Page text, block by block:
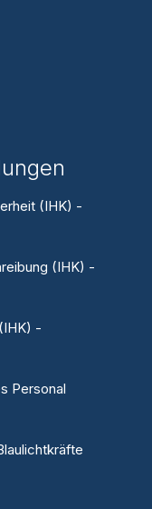
(IHK) -
(IHK) -
-
Personal